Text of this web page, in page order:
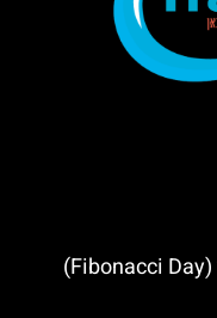
23.11 – יום פיבונאצ’י הבינלאומי (Fibonacci Day)